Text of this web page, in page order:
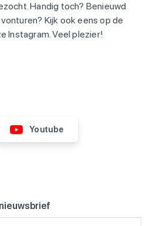
Handig toch? Benieuwd
Kijk ook eens op de
Instagram. Veel plezier!
Youtube